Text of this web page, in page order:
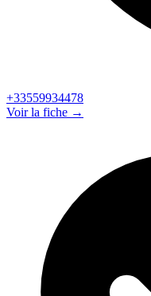
+33559934478
Voir la fiche →